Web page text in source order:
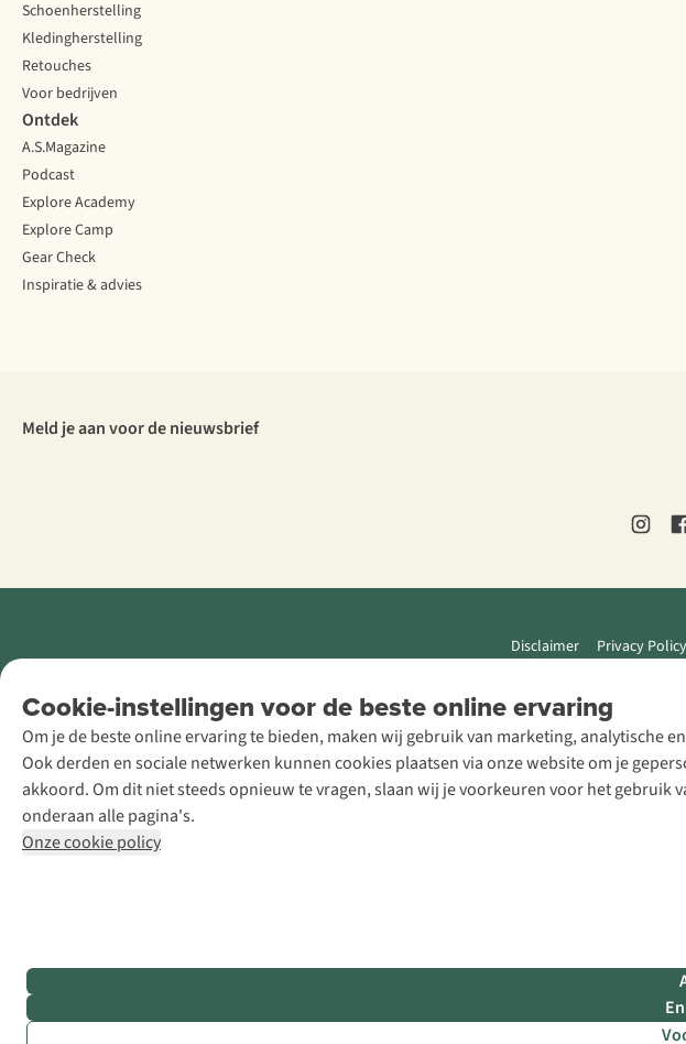
Cookie-instellingen voor de beste online ervaring
Om je de beste online ervaring te bieden, maken wij gebruik van marketing, analytische
Ook derden en sociale netwerken kunnen cookies plaatsen via onze website om je
akkoord. Om dit niet steeds opnieuw te vragen, slaan wij je voorkeuren voor het
onderaan alle pagina's.
Onze cookie policy
Schoenherstelling
Kledingherstelling
Retouches
Voor bedrijven
Ontdek
A.S.Magazine
Podcast
Explore Academy
Explore Camp
Gear Check
Inspiratie & advies
Meld je aan voor de nieuwsbrief
Disclaimer Privacy Policy
Retail Concepts
NV,
Smallandlaan
9, B-2660
Hoboken
+32 (0)3 828
30 15